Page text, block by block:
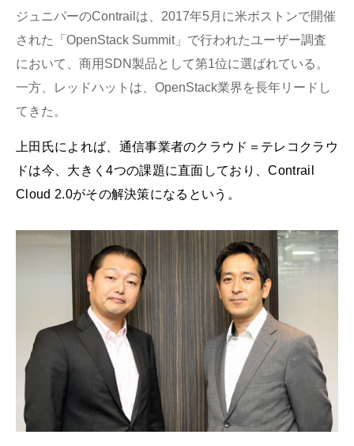
ジュニパーのContrailは、2017年5月に米ボストンで開催
された「OpenStack Summit」で行われたユーザー調査
において、商用SDN製品として第1位に選ばれている。
一方、レッドハットは、OpenStack業界を長年リードし
てきた。
上田氏によれば、通信事業者のクラウド＝テレコクラウ
ドは今、大きく4つの課題に直面しており、Contrail
Cloud 2.0がその解決策になるという。